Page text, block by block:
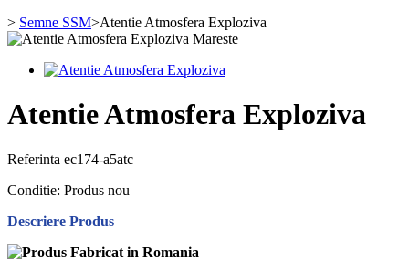
> Semne SSM>Atentie Atmosfera Exploziva
Mareste
Atentie Atmosfera Exploziva
Referinta ec174-a5atc
Conditie: Produs nou
Descriere Produs